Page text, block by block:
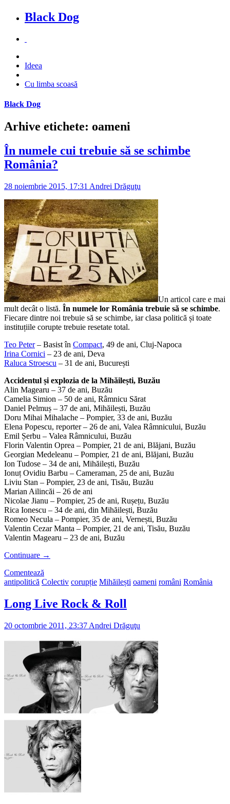
Black Dog
Ideea
Cu limba scoasă
Black Dog
Arhive etichete: oameni
În numele cui trebuie să se schimbe
România?
28 noiembrie 2015, 17:31 Andrei Drăguţu
Un articol care e mai
mult decât o listă. În numele lor România trebuie să se schimbe.
Fiecare dintre noi trebuie să se schimbe, iar clasa politică și toate
instituțiile corupte trebuie resetate total.
Teo Peter– Basist în Compact, 49 de ani, Cluj-Napoca
Irina Cornici – 23 de ani, Deva
Raluca Stroescu – 31 de ani, București
Accidentul și explozia de la Mihăilești, Buzău
Alin Magearu – 37 de ani, Buzău
Camelia Simion – 50 de ani, Râmnicu Sărat
Daniel Pelmuș – 37 de ani, Mihăilești, Buzău
Doru Mihai Mihalache – Pompier, 33 de ani, Buzău
Elena Popescu, reporter – 26 de ani, Valea Râmnicului, Buzău
Emil Șerbu – Valea Râmnicului, Buzău
Florin Valentin Oprea – Pompier, 21 de ani, Blăjani, Buzău
Georgian Medeleanu – Pompier, 21 de ani, Blăjani, Buzău
Ion Tudose – 34 de ani, Mihăilești, Buzău
Ionuț Ovidiu Barbu – Cameraman, 25 de ani, Buzău
Liviu Stan – Pompier, 23 de ani, Tisău, Buzău
Marian Ailincăi – 26 de ani
Nicolae Jianu – Pompier, 25 de ani, Rușețu, Buzău
Rica Ionescu – 34 de ani, din Mihăilești, Buzău
Romeo Necula – Pompier, 35 de ani, Vernești, Buzău
Valentin Cezar Manta – Pompier, 21 de ani, Tisău, Buzău
Valentin Magearu – 23 de ani, Buzău
Continuare →
Comentează
antipolitică Colectiv corupție Mihăilești oameni români România
Long Live Rock & Roll
20 octombrie 2011, 23:37 Andrei Drăguţu